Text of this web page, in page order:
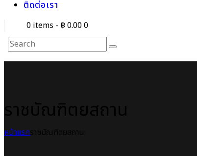
ติดต่อเรา
0 items - ฿ 0.000
หน้าแรก